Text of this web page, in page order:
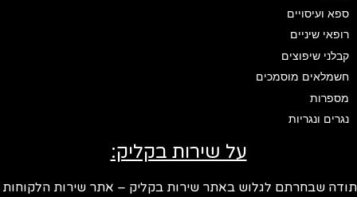
ספא ועיסויים
רופאי שיניים
קבלני שיפוצים
חשמלאים מוסמכים
מספרות
נגרים ונגריות
על שירות בקליק:
שבחרתם לגלוש באתר שירות בקליק – אתר שירות הלקוחות